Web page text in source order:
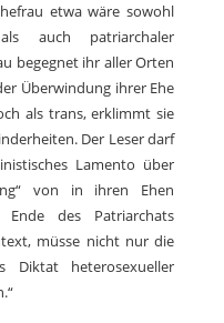
etwa wäre sowohl
auch patriarchaler
begegnet ihr aller Orten
Überwindung ihrer Ehe
als trans, erklimmt sie
Der Leser darf
Lamento über
von in ihren Ehen
Ende des Patriarchats
müsse nicht nur die
Diktat heterosexueller